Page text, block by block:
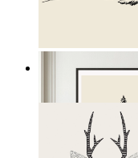
Nordisk fristad